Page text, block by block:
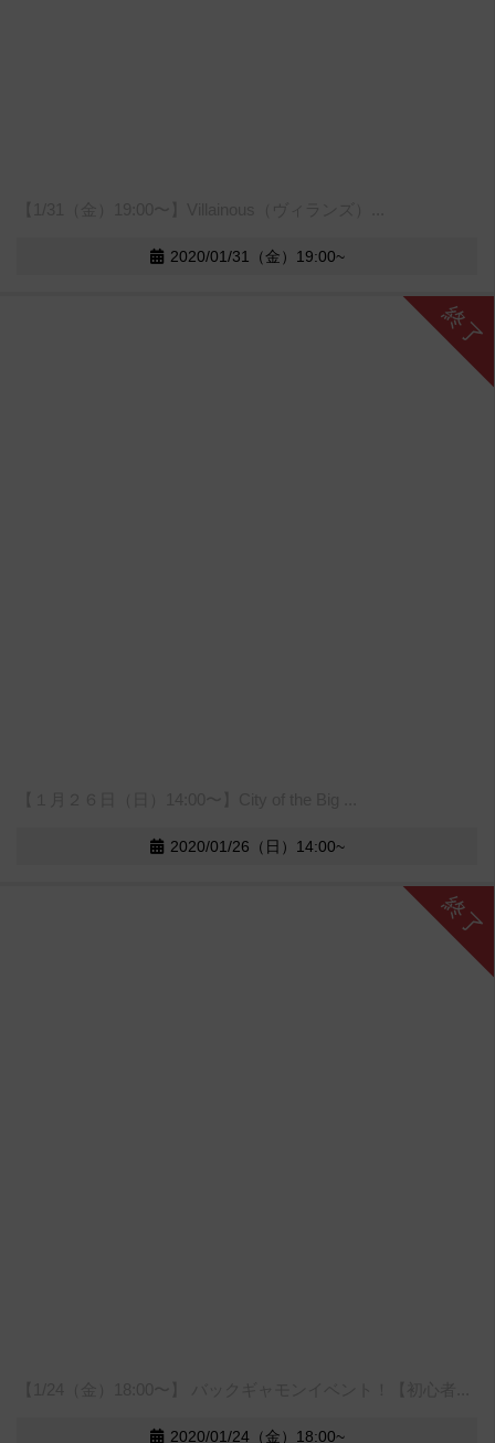
2020/01/31（金）19:00~
終了
2020/01/26（日）14:00~
終了
2020/01/24（金）18:00~